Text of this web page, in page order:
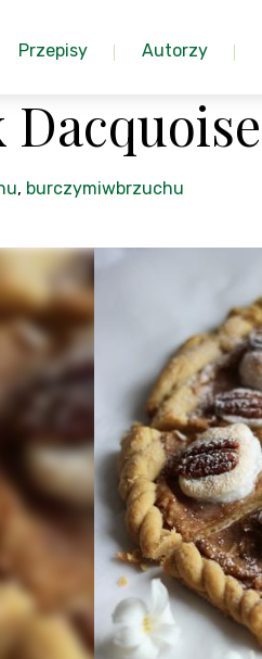
Przepisy Autorzy
, burczymiwbrzuchu